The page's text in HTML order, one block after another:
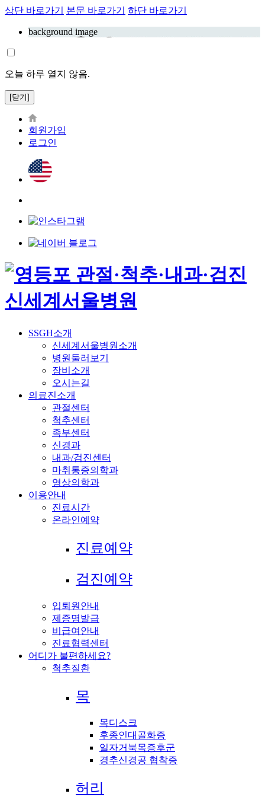
상단 바로가기 본문 바로가기 하단 바로가기
background image
오늘 하루 열지 않음.
[닫기]
회원가입
로그인
SSGH소개
신세계서울병원소개
병원둘러보기
장비소개
오시는길
의료진소개
관절센터
척추센터
족부센터
신경과
내과/검진센터
마취통증의학과
영상의학과
이용안내
진료시간
온라인예약
진료예약
검진예약
입퇴원안내
제증명발급
비급여안내
진료협력센터
어디가 불편하세요?
척추질환
목
목디스크
후종인대골화증
일자거북목증후군
경추신경공 협착증
허리